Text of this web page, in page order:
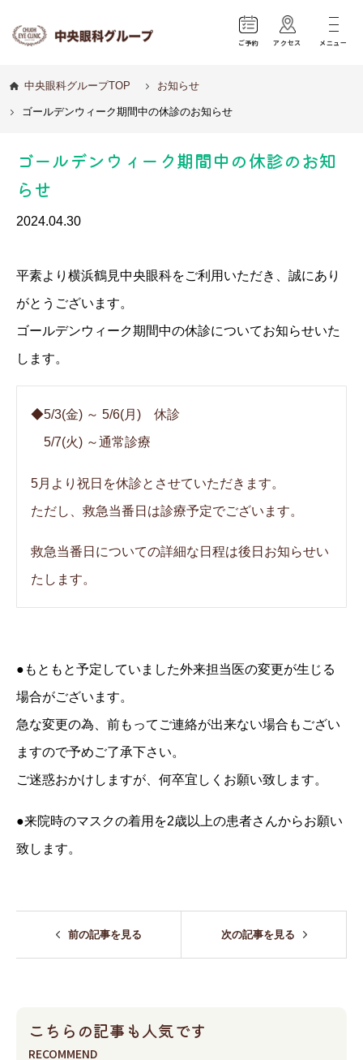
ご予約 アクセス メニュー
中央眼科グループTOP お知らせ
ゴールデンウィーク期間中の休診のお知らせ
ゴールデンウィーク期間中の休診のお知
らせ
2024.04.30
平素より横浜鶴見中央眼科をご利用いただき、誠にあり
がとうございます。
ゴールデンウィーク期間中の休診についてお知らせいた
します。
◆5/3(金) ～ 5/6(月) 休診
5/7(火) ～通常診療
5月より祝日を休診とさせていただきます。
ただし、救急当番日は診療予定でございます。
救急当番日についての詳細な日程は後日お知らせい
たします。
●もともと予定していました外来担当医の変更が生じる
場合がございます。
急な変更の為、前もってご連絡が出来ない場合もござい
ますので予めご了承下さい。
ご迷惑おかけしますが、何卒宜しくお願い致します。
●来院時のマスクの着用を2歳以上の患者さんからお願い
致します。
前の記事を見る 次の記事を見る
こちらの記事も人気です
RECOMMEND